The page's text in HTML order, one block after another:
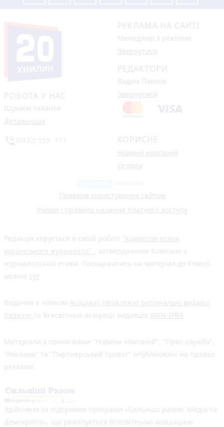
РОБОТА У НАС
Шукаєм таланти
Детальніше
РЕКЛАМА НА САЙТІ
Менеджер з реклами
Звернутися
РЕДАКТОРИ
Вадим Павлов
Звернутися
КОРИСНЕ
Новини компаній
Огляди
Правила користування сайтом
Умови і правила надання платного доступу
Редакція керується в своїй роботі "Кодексом етики
українського журналіста" , затвердженим Комісією з
журналістської етики. Поскаржитись на матеріал до Комісії
можна тут
Видання є членом Асоціації Незалежні регіональні видавці
України та Всесвітньої асоціації видавців WAN-IFRA
Матеріали з позначками "Новини компаній", "Прес-служба",
"Реклама" та "Партнерський проєкт" опубліковані на правах
реклами.
Здійснено за підтримки програми «Сильніші разом: Медіа та
Демократія», що реалізується Всесвітньою асоціацією